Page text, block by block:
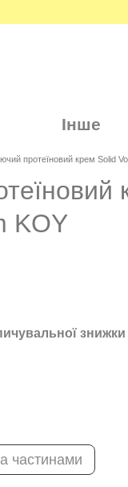
Інше
протеїновий крем Solid
KOY
знижки
частинами